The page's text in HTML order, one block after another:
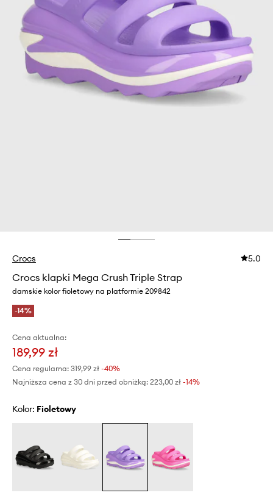
Crocs 5.0
Crocs klapki Mega Crush Triple Strap
damskie kolor fioletowy na platformie 209842
-14%
Cena aktualna:
189,99 zł
Cena regularna: 319,99 zł -40%
Najniższa cena z 30 dni przed obniżką: 223,00 zł -14%
Kolor: fioletowy